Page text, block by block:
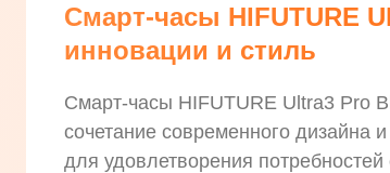
Смарт-часы HIFUTURE
инновации и стиль
Смарт-часы HIFUTURE Ultra3 Pro
сочетание современного дизайна
для удовлетворения